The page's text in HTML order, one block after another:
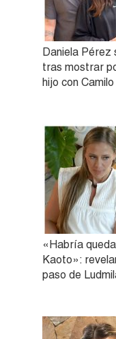
Daniela Pérez
tras mostrar
hijo con
«Habría
Kaoto»:
paso de